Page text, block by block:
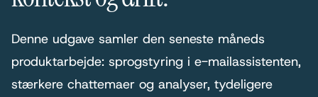
Denne udgave samler den seneste måneds
produktarbejde: sprogstyring i e-mailassistenten,
stærkere chattemaer og analyser, tydeligere